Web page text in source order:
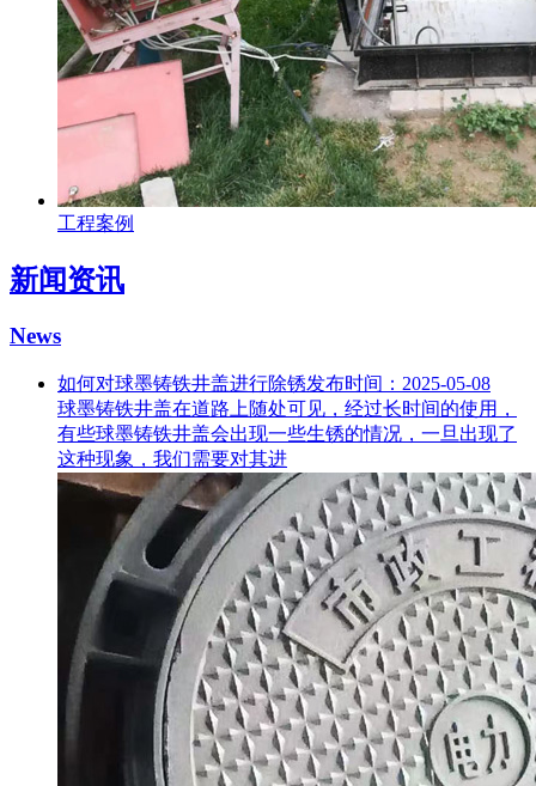
工程案例
新闻资讯
News
如何对球墨铸铁井盖进行除锈发布时间：2025-05-08
球墨铸铁井盖在道路上随处可见，经过长时间的使用，
有些球墨铸铁井盖会出现一些生锈的情况，一旦出现了
这种现象，我们需要对其进